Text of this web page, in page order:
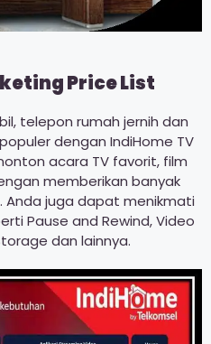
Price List
telepon rumah jernih dan
dengan IndiHome TV
acara TV favorit, film
memberikan banyak
Anda juga dapat menikmati
Pause and Rewind, Video
dan lainnya.